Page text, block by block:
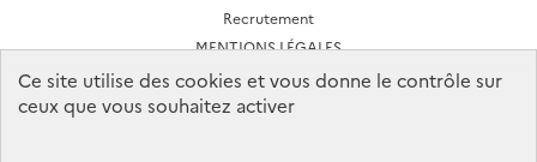
Recrutement
MENTIONS LÉGALES
CONDITIONS D'UTILISATION
Archives des lettres d'actualité
Ce site utilise des cookies et vous donne le contrôle sur
ceux que vous souhaitez activer